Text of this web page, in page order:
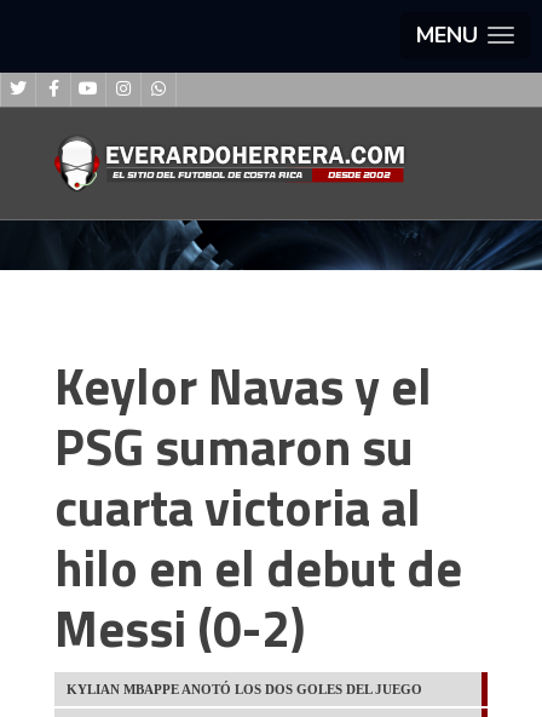
MENU
Keylor Navas y el
PSG sumaron su
cuarta victoria al
hilo en el debut de
Messi (0-2)
KYLIAN MBAPPE ANOTÓ LOS DOS GOLES DEL JUEGO